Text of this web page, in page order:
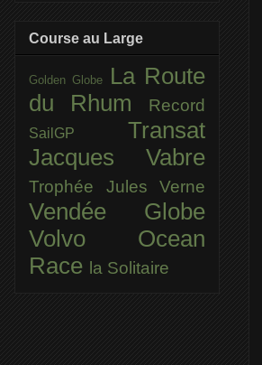
Course au Large
Golden Globe
La Route
du Rhum
Record
SailGP Transat
Jacques Vabre
Trophée Jules Verne
Vendée Globe
Volvo Ocean
Race la Solitaire